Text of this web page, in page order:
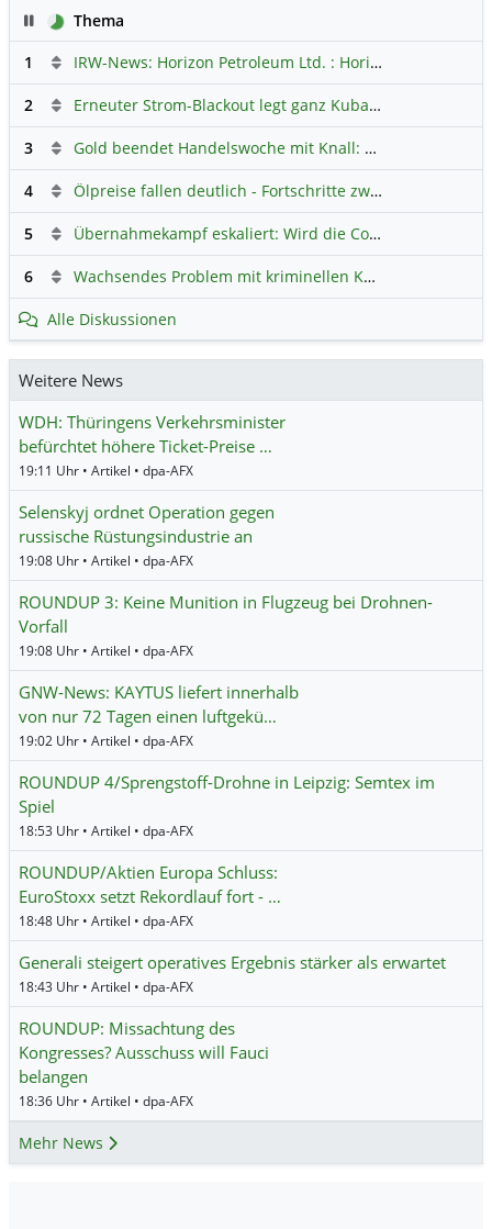
PauseThema
1
IRW-News: Horizon Petroleum Ltd. : Horizon Petroleum beginnt mit der Testförderung im Projekt Lachowice in Polen und schließt die Platzierung einer überzeichneten Wandelanleihe ab
2 Erneuter Strom-Blackout legt ganz Kuba lahm
3 Gold beendet Handelswoche mit Knall: Barrick Mining – Ist diese Aktie wieder ein Kauf?
4 Ölpreise fallen deutlich - Fortschritte zwischen USA und Iran belasten
5 Übernahmekampf eskaliert: Wird die Commerzbank italienisch?
6 Wachsendes Problem mit kriminellen Kunden im Online-Handel
Alle Diskussionen
Weitere News
WDH: Thüringens Verkehrsminister
befürchtet höhere Ticket-Preise …
19:11 Uhr • Artikel • dpa-AFX
Selenskyj ordnet Operation gegen
russische Rüstungsindustrie an
19:08 Uhr • Artikel • dpa-AFX
ROUNDUP 3: Keine Munition in Flugzeug bei Drohnen-
Vorfall
19:08 Uhr • Artikel • dpa-AFX
GNW-News: KAYTUS liefert innerhalb
von nur 72 Tagen einen luftgekü…
19:02 Uhr • Artikel • dpa-AFX
ROUNDUP 4/Sprengstoff-Drohne in Leipzig: Semtex im
Spiel
18:53 Uhr • Artikel • dpa-AFX
ROUNDUP/Aktien Europa Schluss:
EuroStoxx setzt Rekordlauf fort - …
18:48 Uhr • Artikel • dpa-AFX
Generali steigert operatives Ergebnis stärker als erwartet
18:43 Uhr • Artikel • dpa-AFX
ROUNDUP: Missachtung des
Kongresses? Ausschuss will Fauci
belangen
18:36 Uhr • Artikel • dpa-AFX
Mehr News